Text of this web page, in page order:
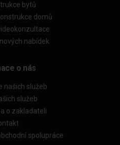
bytů
domů
nabídek
o nás
našich služeb
služeb
o zakladateli
spolupráce